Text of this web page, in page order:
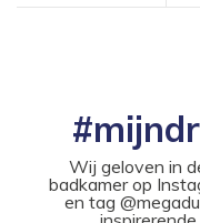
Wij geloven in
badkamer op
en tag